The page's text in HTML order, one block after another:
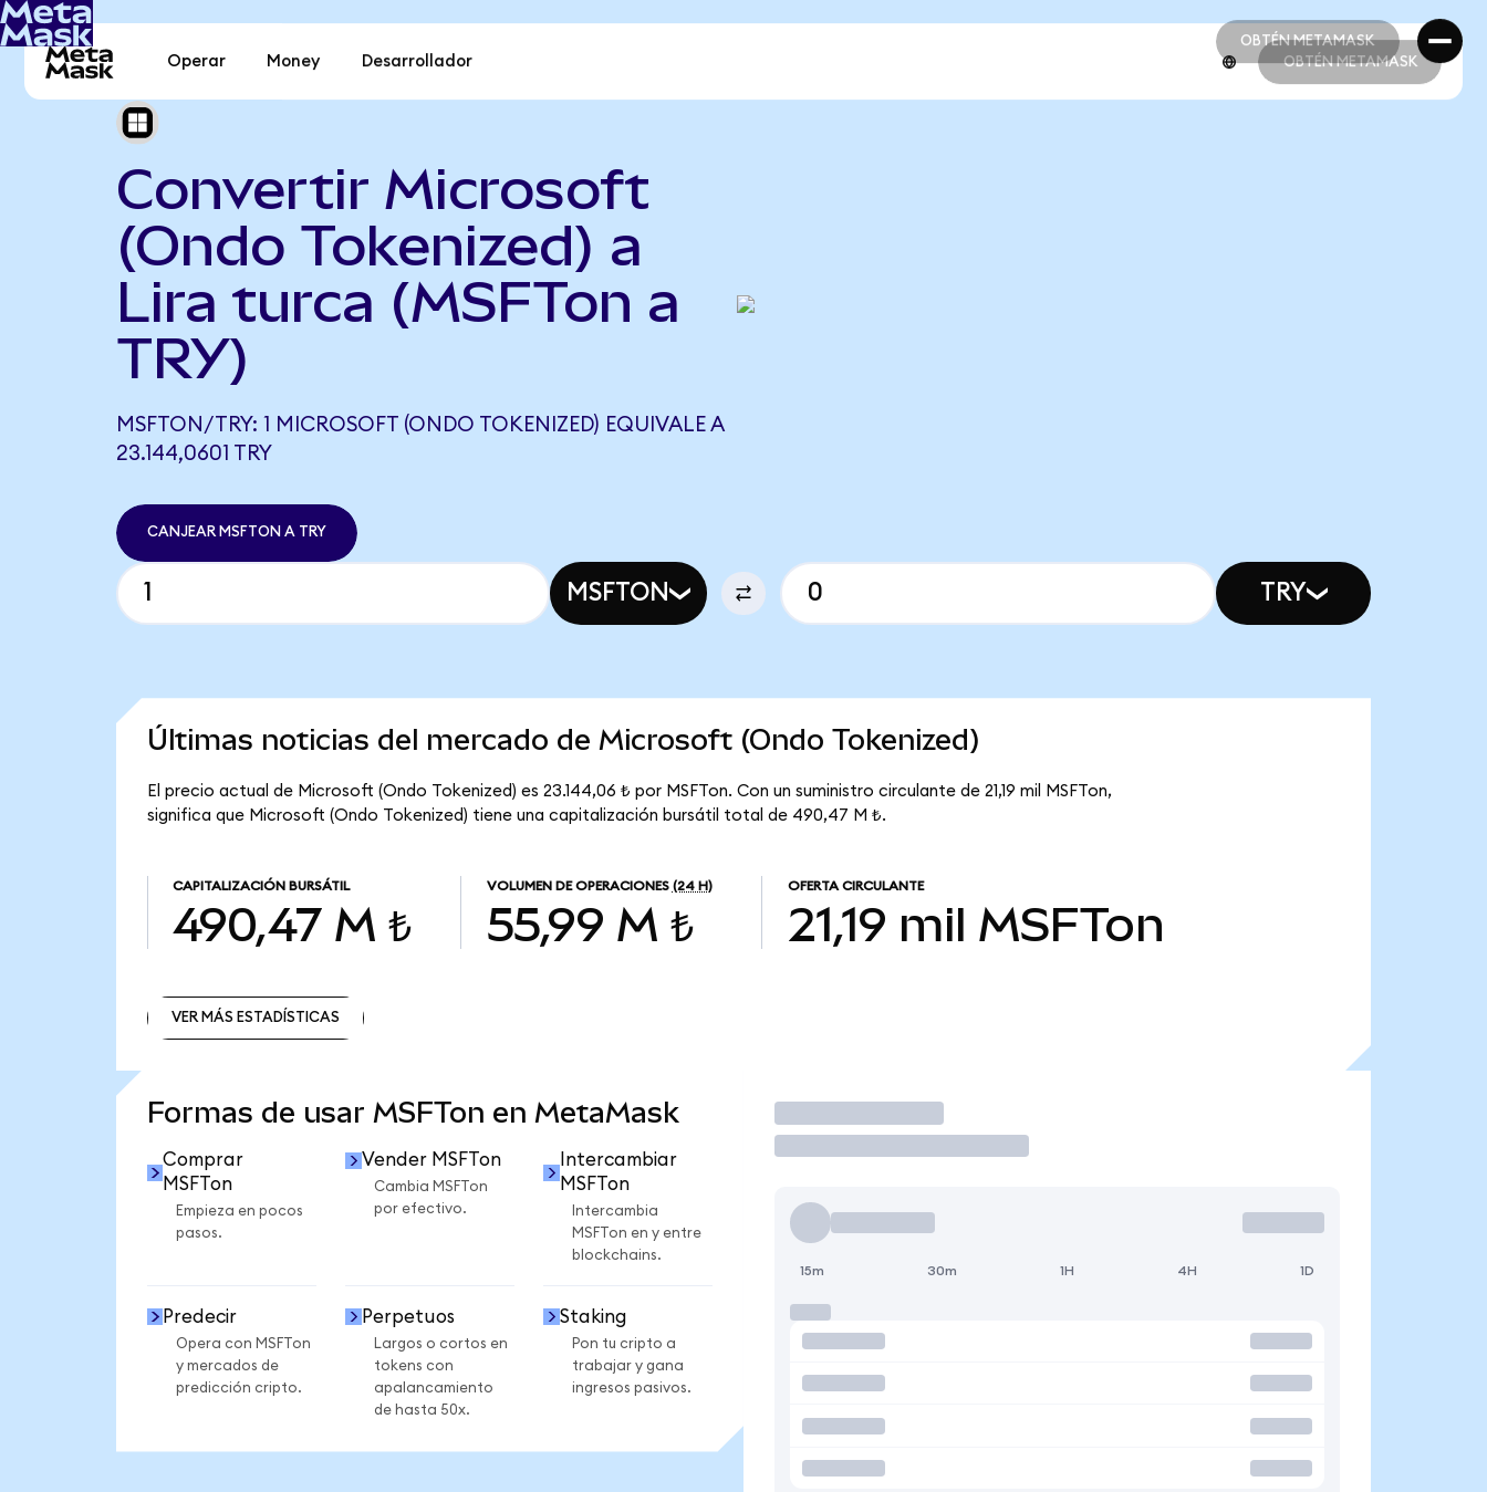
OBTÉN METAMASK
OBTÉN METAMASK
Operar Money Desarrollador OBTÉN METAMASK
Convertir Microsoft
(Ondo Tokenized) a
Lira turca (MSFTon a
TRY)
MSFTON/TRY: 1 MICROSOFT (ONDO TOKENIZED) EQUIVALE A
23.144,0601 TRY
CANJEAR MSFTON A TRY
MSFTON TRY
Últimas noticias del mercado de Microsoft (Ondo Tokenized)
El precio actual de Microsoft (Ondo Tokenized) es 23.144,06 ₺ por MSFTon. Con un suministro circulante de 21,19 mil MSFTon,
significa que Microsoft (Ondo Tokenized) tiene una capitalización bursátil total de 490,47 M ₺.
CAPITALIZACIÓN BURSÁTIL
490,47 M ₺
VOLUMEN DE OPERACIONES (24 H)
55,99 M ₺
OFERTA CIRCULANTE
21,19 mil MSFTon
VER MÁS ESTADÍSTICAS
Formas de usar MSFTon en MetaMask
Comprar
MSFTon
Empieza en pocos
pasos.
Vender MSFTon
Cambia MSFTon
por efectivo.
Intercambiar
MSFTon
Intercambia
MSFTon en y entre
blockchains.
Predecir
Opera con MSFTon
y mercados de
predicción cripto.
Perpetuos
Largos o cortos en
tokens con
apalancamiento
de hasta 50x.
Staking
Pon tu cripto a
trabajar y gana
ingresos pasivos.
Operar
15m 30m 1H 4H 1D